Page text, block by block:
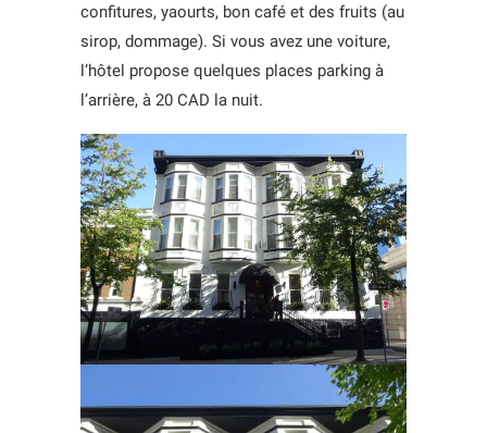
confitures, yaourts, bon café et des fruits (au
sirop, dommage). Si vous avez une voiture,
l’hôtel propose quelques places parking à
l’arrière, à 20 CAD la nuit.